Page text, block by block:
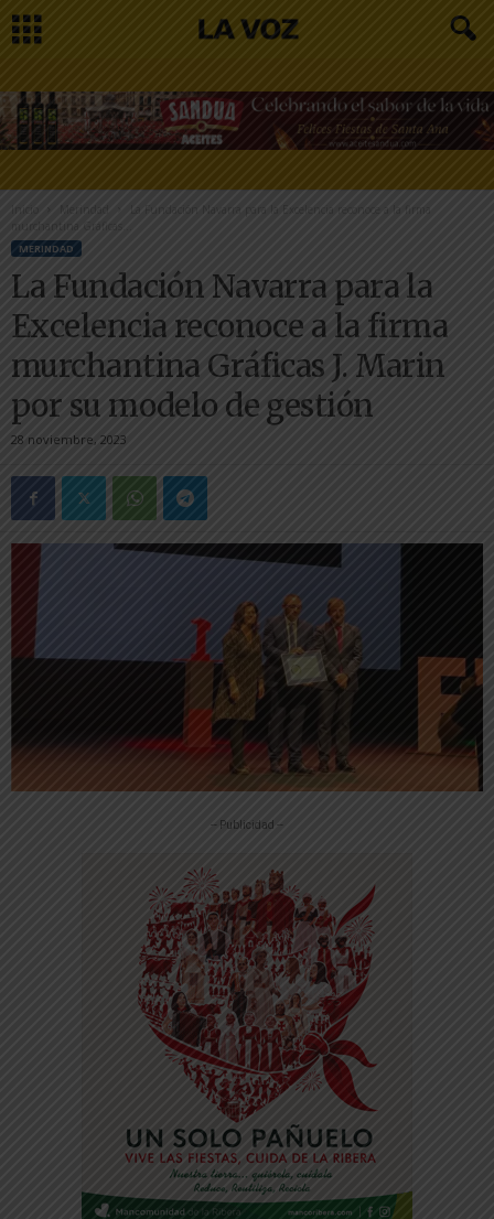
Inicio
La Fundación Navarra para la Excelencia reconoce a la firma
murchantina Gráficas...
MERINDAD
La Fundación Navarra para la
Excelencia reconoce a la firma
murchantina Gráficas J. Marin
por su modelo de gestión
28 noviembre, 2023
-- Publicidad --